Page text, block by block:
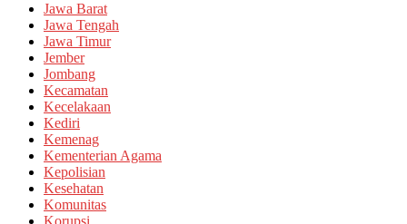
Jawa Barat
Jawa Tengah
Jawa Timur
Jember
Jombang
Kecamatan
Kecelakaan
Kediri
Kemenag
Kementerian Agama
Kepolisian
Kesehatan
Komunitas
Korupsi